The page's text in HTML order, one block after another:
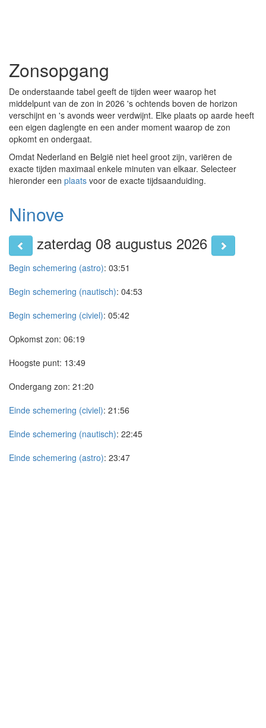
Zonsopgang
De onderstaande tabel geeft de tijden weer waarop het
middelpunt van de zon in 2026 's ochtends boven de horizon
verschijnt en 's avonds weer verdwijnt. Elke plaats op aarde heeft
een eigen daglengte en een ander moment waarop de zon
opkomt en ondergaat.
Omdat Nederland en België niet heel groot zijn, variëren de
exacte tijden maximaal enkele minuten van elkaar. Selecteer
hieronder een plaats voor de exacte tijdsaanduiding.
Ninove
zaterdag 08 augustus 2026
Begin schemering (astro): 03:51
Begin schemering (nautisch): 04:53
Begin schemering (civiel): 05:42
Opkomst zon: 06:19
Hoogste punt: 13:49
Ondergang zon: 21:20
Einde schemering (civiel): 21:56
Einde schemering (nautisch): 22:45
Einde schemering (astro): 23:47